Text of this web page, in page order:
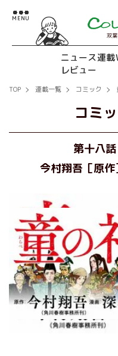
双
ニュース連載
レビュー
TOP 連載一覧 コミック
コミ
第十八
今村翔吾［原作